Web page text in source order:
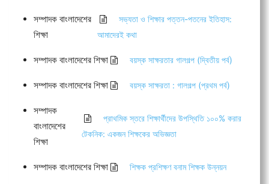
সম্পাদক বাংলাদেশের
শিক্ষা
সভ্যতা ও শিক্ষার পত্তন-পতনের ইতিহাস:
আমাদেরই কথা
সম্পাদক বাংলাদেশের শিক্ষা বয়স্ক সাক্ষরতার গালগল্প (দ্বিতীয় পর্ব)
সম্পাদক বাংলাদেশের শিক্ষা বয়স্ক সাক্ষরতা : গালগল্প (প্রথম পর্ব)
সম্পাদক
বাংলাদেশের
শিক্ষা
প্রাথমিক স্তরে শিক্ষার্থীদের উপস্থিতি ১০০% করার
টেকনিক: একজন শিক্ষকের অভিজ্ঞতা
সম্পাদক বাংলাদেশের শিক্ষা শিক্ষক প্রশিক্ষণ বনাম শিক্ষক উন্নয়ন